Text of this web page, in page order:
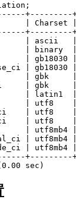
+---------
| Charset
+---------
| ascii
| binary
|
|
| gbk
| gbk
| latin1
| utf8
|
|
|
|
|
+---------